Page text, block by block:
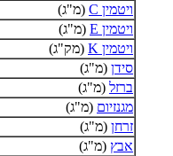
ויטמין C
(מ"ג)
ויטמין E
(מ"ג)
ויטמין K
(מק"ג)
סידן (מ"ג)
ברזל (מ"ג)
מגנזיום (מ"ג)
זרחן (מ"ג)
אבץ (מ"ג)